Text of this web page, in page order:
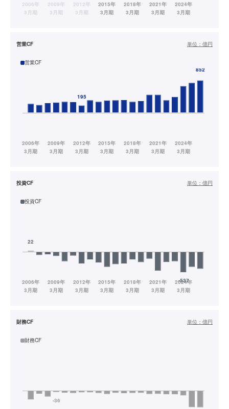
営業CF 単位： 億円
営業CF
投資CF 単位： 億円
投資CF
財務CF 単位： 億円
財務CF